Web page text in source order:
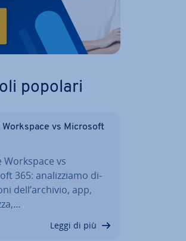
popolari
Workspace vs Microsoft
Workspace vs
365: ana­liz­zia­mo di­
dell’archivio, app,
Leggi di più